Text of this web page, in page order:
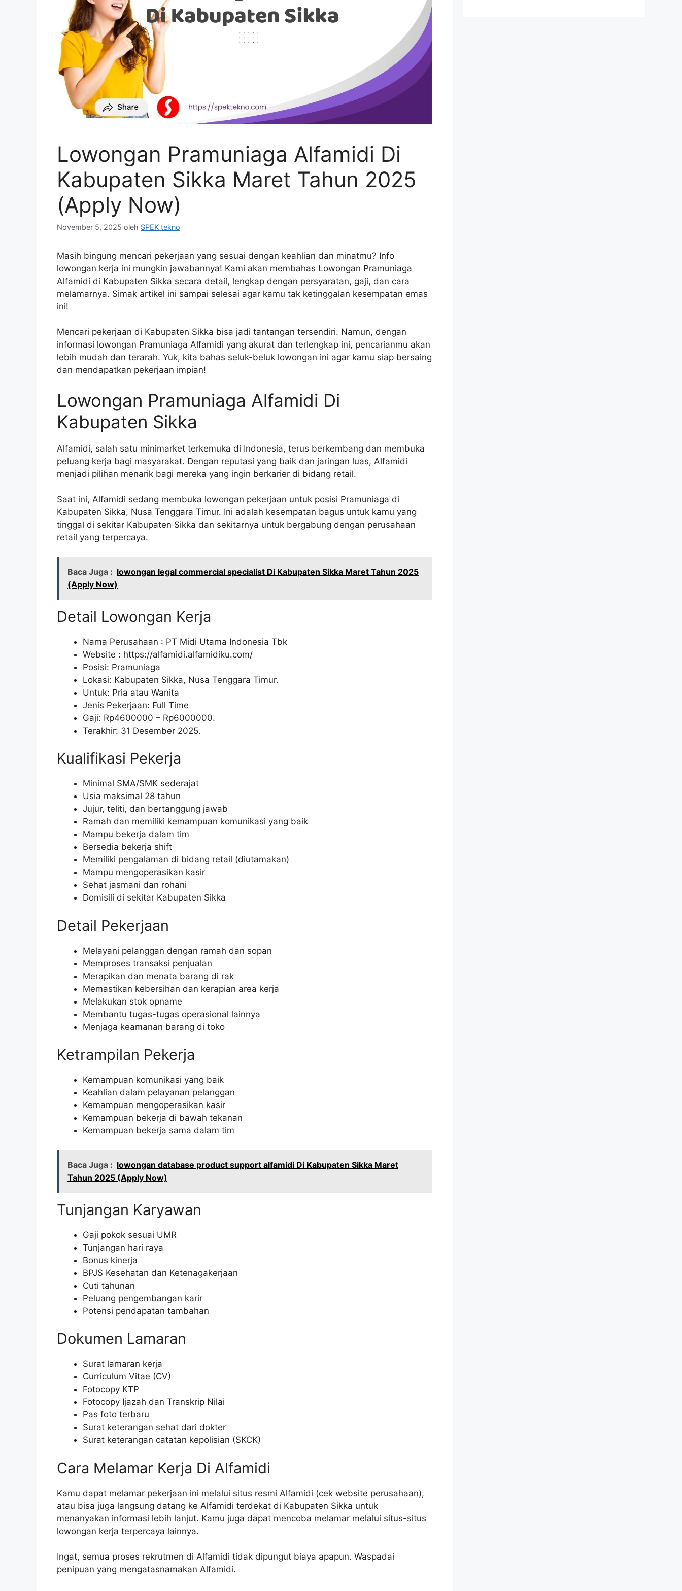
Lowongan Pramuniaga Alfamidi Di
Kabupaten Sikka Maret Tahun 2025
(Apply Now)
November 5, 2025 oleh SPEK tekno
Masih bingung mencari pekerjaan yang sesuai dengan keahlian dan minatmu? Info
lowongan kerja ini mungkin jawabannya! Kami akan membahas Lowongan Pramuniaga
Alfamidi di Kabupaten Sikka secara detail, lengkap dengan persyaratan, gaji, dan cara
melamarnya. Simak artikel ini sampai selesai agar kamu tak ketinggalan kesempatan emas
ini!
Mencari pekerjaan di Kabupaten Sikka bisa jadi tantangan tersendiri. Namun, dengan
informasi lowongan Pramuniaga Alfamidi yang akurat dan terlengkap ini, pencarianmu akan
lebih mudah dan terarah. Yuk, kita bahas seluk-beluk lowongan ini agar kamu siap bersaing
dan mendapatkan pekerjaan impian!
Lowongan Pramuniaga Alfamidi Di
Kabupaten Sikka
Alfamidi, salah satu minimarket terkemuka di Indonesia, terus berkembang dan membuka
peluang kerja bagi masyarakat. Dengan reputasi yang baik dan jaringan luas, Alfamidi
menjadi pilihan menarik bagi mereka yang ingin berkarier di bidang retail.
Saat ini, Alfamidi sedang membuka lowongan pekerjaan untuk posisi Pramuniaga di
Kabupaten Sikka, Nusa Tenggara Timur. Ini adalah kesempatan bagus untuk kamu yang
tinggal di sekitar Kabupaten Sikka dan sekitarnya untuk bergabung dengan perusahaan
retail yang terpercaya.
Baca Juga : lowongan legal commercial specialist Di Kabupaten Sikka Maret Tahun 2025
(Apply Now)
Detail Lowongan Kerja
Nama Perusahaan : PT Midi Utama Indonesia Tbk
Website : https://alfamidi.alfamidiku.com/
Posisi: Pramuniaga
Lokasi: Kabupaten Sikka, Nusa Tenggara Timur.
Untuk: Pria atau Wanita
Jenis Pekerjaan: Full Time
Gaji: Rp4600000 – Rp6000000.
Terakhir: 31 Desember 2025.
Kualifikasi Pekerja
Minimal SMA/SMK sederajat
Usia maksimal 28 tahun
Jujur, teliti, dan bertanggung jawab
Ramah dan memiliki kemampuan komunikasi yang baik
Mampu bekerja dalam tim
Bersedia bekerja shift
Memiliki pengalaman di bidang retail (diutamakan)
Mampu mengoperasikan kasir
Sehat jasmani dan rohani
Domisili di sekitar Kabupaten Sikka
Detail Pekerjaan
Melayani pelanggan dengan ramah dan sopan
Memproses transaksi penjualan
Merapikan dan menata barang di rak
Memastikan kebersihan dan kerapian area kerja
Melakukan stok opname
Membantu tugas-tugas operasional lainnya
Menjaga keamanan barang di toko
Ketrampilan Pekerja
Kemampuan komunikasi yang baik
Keahlian dalam pelayanan pelanggan
Kemampuan mengoperasikan kasir
Kemampuan bekerja di bawah tekanan
Kemampuan bekerja sama dalam tim
Baca Juga : lowongan database product support alfamidi Di Kabupaten Sikka Maret
Tahun 2025 (Apply Now)
Tunjangan Karyawan
Gaji pokok sesuai UMR
Tunjangan hari raya
Bonus kinerja
BPJS Kesehatan dan Ketenagakerjaan
Cuti tahunan
Peluang pengembangan karir
Potensi pendapatan tambahan
Dokumen Lamaran
Surat lamaran kerja
Curriculum Vitae (CV)
Fotocopy KTP
Fotocopy Ijazah dan Transkrip Nilai
Pas foto terbaru
Surat keterangan sehat dari dokter
Surat keterangan catatan kepolisian (SKCK)
Cara Melamar Kerja Di Alfamidi
Kamu dapat melamar pekerjaan ini melalui situs resmi Alfamidi (cek website perusahaan),
atau bisa juga langsung datang ke Alfamidi terdekat di Kabupaten Sikka untuk
menanyakan informasi lebih lanjut. Kamu juga dapat mencoba melamar melalui situs-situs
lowongan kerja terpercaya lainnya.
Ingat, semua proses rekrutmen di Alfamidi tidak dipungut biaya apapun. Waspadai
penipuan yang mengatasnamakan Alfamidi.